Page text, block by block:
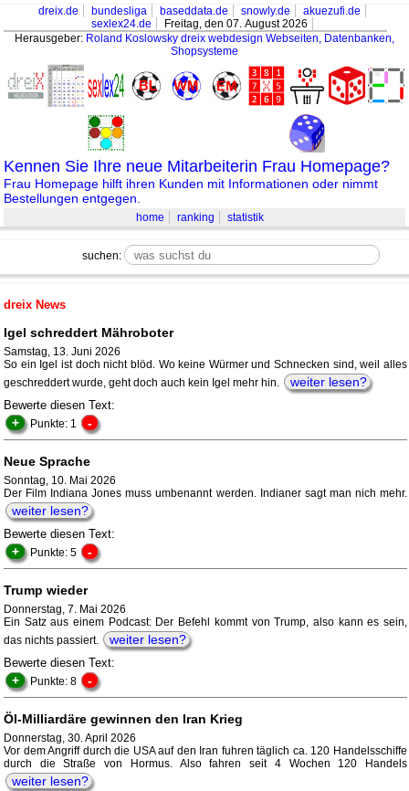
dreix.de bundesliga baseddata.de snowly.de
akuezufi.de
sexlex24.de
Freitag, den 07. August 2026
Herausgeber: Roland Koslowsky dreix webdesign Webseiten, Datenbanken,
Shopsysteme
Kennen Sie Ihre neue Mitarbeiterin Frau Homepage?
Frau Homepage hilft ihren Kunden mit Informationen oder nimmt
Bestellungen entgegen.
home ranking statistik
suchen:
dreix News
Igel schreddert Mähroboter
Samstag, 13. Juni 2026
So ein Igel ist doch nicht blöd. Wo keine Würmer und Schnecken sind, weil alles
geschreddert wurde, geht doch auch kein Igel mehr hin.
weiter lesen?
Bewerte diesen Text:
+ Punkte: 1 -
Neue Sprache
Sonntag, 10. Mai 2026
Der Film Indiana Jones muss umbenannt werden. Indianer sagt man nich mehr.
weiter lesen?
Bewerte diesen Text:
+ Punkte: 5 -
Trump wieder
Donnerstag, 7. Mai 2026
Ein Satz aus einem Podcast: Der Befehl kommt von Trump, also kann es sein,
das nichts passiert.
weiter lesen?
Bewerte diesen Text:
+ Punkte: 8 -
Öl-Milliardäre gewinnen den Iran Krieg
Donnerstag, 30. April 2026
Vor dem Angriff durch die USA auf den Iran fuhren täglich ca. 120 Handelsschiffe
durch die Straße von Hormus. Also fahren seit 4 Wochen 120 Handels
weiter lesen?